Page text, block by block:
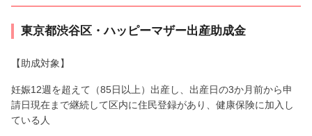
東京都渋谷区・ハッピーマザー出産助成金
【助成対象】
妊娠12週を超えて（85日以上）出産し、出産日の3か月前から申
請日現在まで継続して区内に住民登録があり、健康保険に加入し
ている人